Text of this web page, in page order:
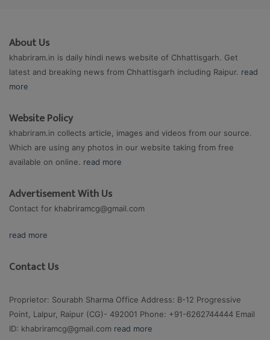
About Us
khabriram.in is daily hindi news website of Chhattisgarh. Get
latest and breaking news from Chhattisgarh including Raipur. read
more
Website Policy
khabriram.in collects article, images and videos from our source.
Which are using any photos in our website taking from free
available on online. read more
Advertisement With Us
Contact for khabriramcg@gmail.com
read more
Contact Us
Proprietor: Sourabh Sharma Office Address: B-12 Progressive
Point, Lalpur, Raipur (CG)- 492001 Phone: +91-6262744444 Email
ID: khabriramcg@gmail.com read more